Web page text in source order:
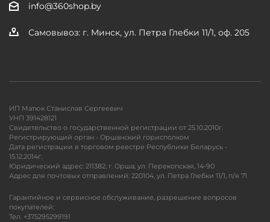
info@360shop.by
Самовывоз: г. Минск, ул. Петра Глебки 11/1, оф. 205
ИП Матюк Станислав Сергеевич
УНП 391428121
Свидетельство о государственной регистрации от 25.10.2010г.
Регистрирующий орган - Оршанский горисполком
Дата регистрации в торговом реестре Республики Беларусь -
15.12.2014г.
Юридический адрес: 211382, г. Орша, ул. Перекопская, 14-90
Адрес для почтовых отправлений: 220104, ул. Петра Глебки 11/1, п/я 71
Гарантийное и сервисное обслуживание, разрешение вопросов
покупателей:
Тел. +375295299191